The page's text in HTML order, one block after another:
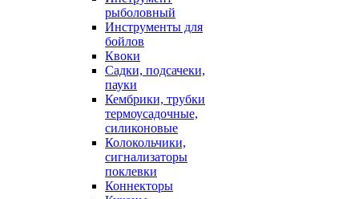
рыболовный
Инструменты для
бойлов
Квоки
Садки, подсачеки,
пауки
Кембрики, трубки
термоусадочные,
силиконовые
Колокольчики,
сигнализаторы
поклевки
Коннекторы